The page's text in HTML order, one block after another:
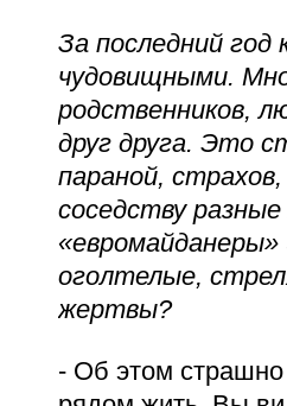
За последний
чудовищными.
родственников,
друг друга. Это
параной,
соседству
оголтелые,
жертвы?
- Об этом страшно